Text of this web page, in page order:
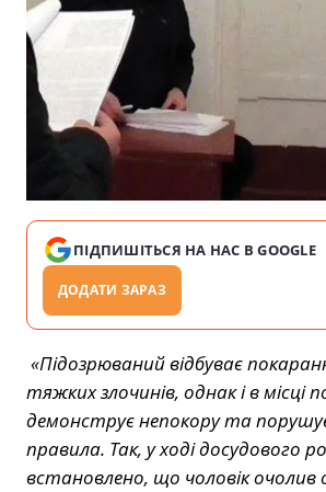
ПІДПИШІТЬСЯ НА НАС В GOOGLE
ДОДАТИ ЗАРАЗ
«Підозрюваний відбуває
тяжких злочинів, однак і в місці
демонструє непокору та
правила. Так, у ході досудового
встановлено, що чоловік очолив